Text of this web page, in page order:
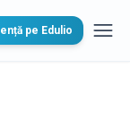
pe Edulio